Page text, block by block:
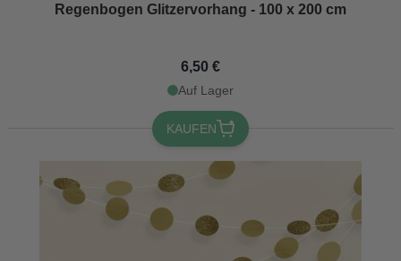
Regenbogen Glitzervorhang - 100 x 200 cm
6,50 €
Auf Lager
KAUFEN